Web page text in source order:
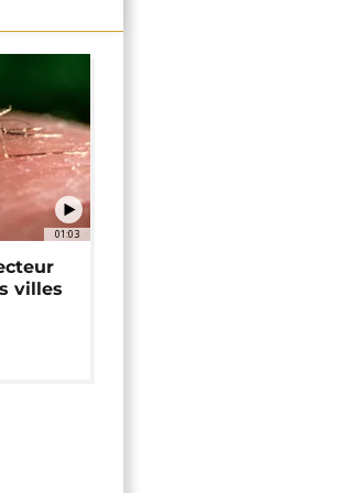
01:03
villes